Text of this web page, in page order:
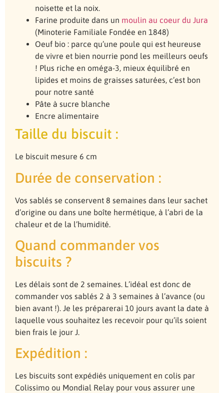
noisette et la noix.
Farine produite dans un moulin au coeur du Jura
(Minoterie Familiale Fondée en 1848)
Oeuf bio : parce qu’une poule qui est heureuse
de vivre et bien nourrie pond les meilleurs oeufs
! Plus riche en oméga-3, mieux équilibré en
lipides et moins de graisses saturées, c’est bon
pour notre santé
Pâte à sucre blanche
Encre alimentaire
Taille du biscuit :
Le biscuit mesure 6 cm
Durée de conservation :
Vos sablés se conservent 8 semaines dans leur sachet
d’origine ou dans une boîte hermétique, à l’abri de la
chaleur et de la l’humidité.
Quand commander vos
biscuits ?
Les délais sont de 2 semaines. L’idéal est donc de
commander vos sablés 2 à 3 semaines à l’avance (ou
bien avant !). Je les préparerai 10 jours avant la date à
laquelle vous souhaitez les recevoir pour qu’ils soient
bien frais le jour J.
Expédition :
Les biscuits sont expédiés uniquement en colis par
Colissimo ou Mondial Relay pour vous assurer une